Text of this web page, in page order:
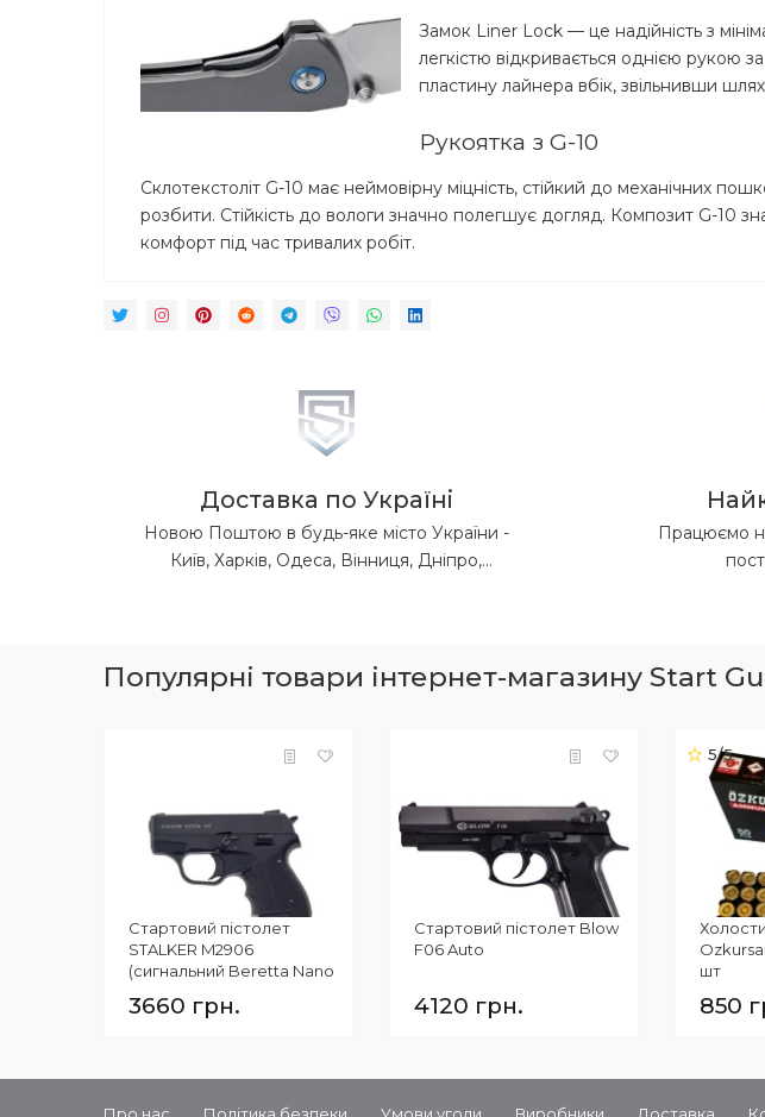
Замок Liner Lock — це надійність з
легкістю відкривається однією рукою
пластину лайнера вбік, звільнивши
Рукоятка з G-10
Склотекстоліт G-10 має неймовірну міцність, стійкий до механічних
розбити. Стійкість до вологи значно полегшує догляд. Композит G-10
комфорт під час тривалих робіт.
Доставка по Україні
Новою Поштою в будь-яке місто України -
Київ, Харків, Одеса, Вінниця, Дніпро,
Тернопіль, Ужгород, Херсон, Хмельницький,
Черкаси, Чернігів, Чернівці.
Працюємо
Популярні товари інтернет-магазину Start
Стартовий пістолет
STALKER M2906
(сигнальний Beretta Nano
3660 грн.
Стартовий пістолет Blow
F06 Auto
4120 грн.
5/5
шт
850